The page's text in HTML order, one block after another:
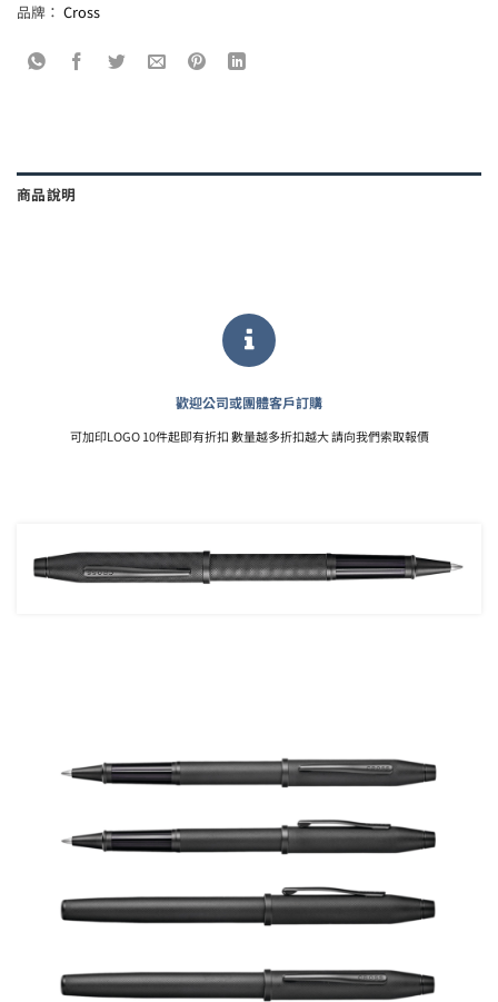
品牌： Cross
商品說明
歡迎公司或團體客戶訂購
可加印LOGO 10件起即有折扣 數量越多折扣越大 請向我們索取報價